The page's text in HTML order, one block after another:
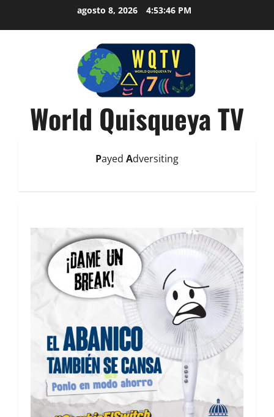
agosto 8, 2026 4:53:48 PM
World Quisqueya TV
Payed Adversiting